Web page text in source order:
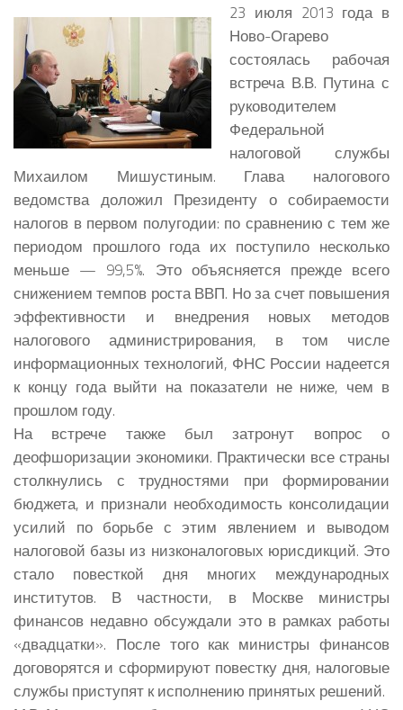
23 июля 2013 года в
Ново-Огарево
состоялась рабочая
встреча В.В. Путина с
руководителем
Федеральной
налоговой службы
Михаилом Мишустиным. Глава налогового
ведомства доложил Президенту о собираемости
налогов в первом полугодии: по сравнению с тем же
периодом прошлого года их поступило несколько
меньше — 99,5%. Это объясняется прежде всего
снижением темпов роста ВВП. Но за счет повышения
эффективности и внедрения новых методов
налогового администрирования, в том числе
информационных технологий, ФНС России надеется
к концу года выйти на показатели не ниже, чем в
прошлом году.
На встрече также был затронут вопрос о
деофшоризации экономики. Практически все страны
столкнулись с трудностями при формировании
бюджета, и признали необходимость консолидации
усилий по борьбе с этим явлением и выводом
налоговой базы из низконалоговых юрисдикций. Это
стало повесткой дня многих международных
институтов. В частности, в Москве министры
финансов недавно обсуждали это в рамках работы
«двадцатки». После того как министры финансов
договорятся и сформируют повестку дня, налоговые
службы приступят к исполнению принятых решений.